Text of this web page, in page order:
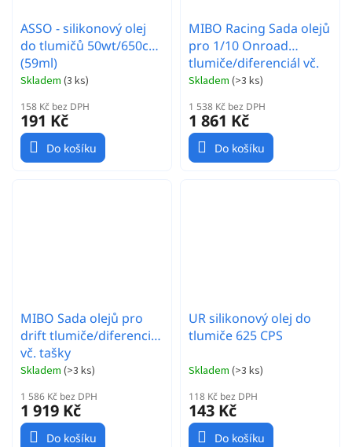
ASSO - silikonový olej
do tlumičů 50wt/650cSt
(59ml)
Skladem (3 ks)
158 Kč bez DPH
191 Kč
Do košíku
MIBO Racing Sada olejů
pro 1/10 Onroad
tlumiče/diferenciál vč.
tašky
Skladem (>3 ks)
1 538 Kč bez DPH
1 861 Kč
Do košíku
MIBO Sada olejů pro
drift tlumiče/diferenciál
vč. tašky
Skladem (>3 ks)
1 586 Kč bez DPH
1 919 Kč
Do košíku
UR silikonový olej do
tlumiče 625 CPS
Skladem (>3 ks)
118 Kč bez DPH
143 Kč
Do košíku